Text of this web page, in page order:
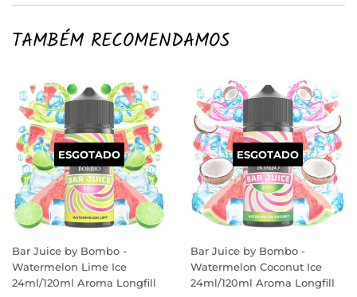
TAMBÉM RECOMENDAMOS
ESGOTADO
Bar Juice by Bombo -
Watermelon Lime Ice
24ml/120ml Aroma Longfill
ESGOTADO
Bar Juice by Bombo -
Watermelon Coconut Ice
24ml/120ml Aroma Longfill